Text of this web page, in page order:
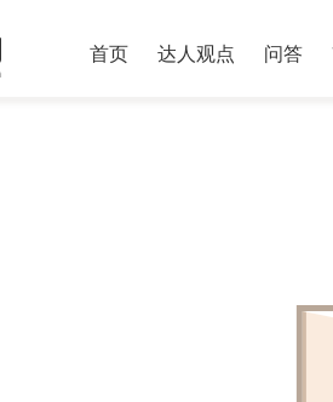
首页 达人观点 问答